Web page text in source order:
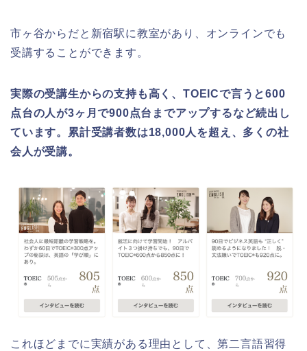
市ヶ谷からだと新宿駅に教室があり、オンラインでも
受講することができます。
実際の受講生からの支持も高く、TOEICで言うと600
点台の人が3ヶ月で900点台までアップするなど続出し
ています。累計受講者数は18,000人を超え、多くの社
会人が受講。
これほどまでに実績がある理由として、第二言語習得